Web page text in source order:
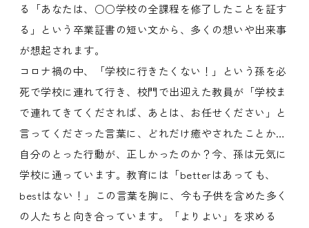
る「あなたは、○○学校の全課程を修了したことを証す
る」という卒業証書の短い文から、多くの想いや出来事
が想起されます。
コロナ禍の中、「学校に行きたくない！」という孫を必
死で学校に連れて行き、校門で出迎えた教員が「学校ま
で連れてきてくだされば、あとは、お任せください」と
言ってくださった言葉に、どれだけ癒やされたことか…
自分のとった行動が、正しかったのか？今、孫は元気に
学校に通っています。教育には「betterはあっても、
bestはない！」この言葉を胸に、今も子供を含めた多く
の人たちと向き合っています。「よりよい」を求める